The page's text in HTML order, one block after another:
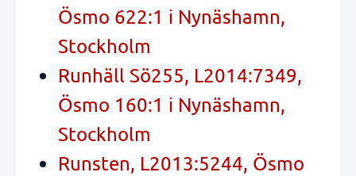
Ösmo 622:1 i Nynäshamn,
Stockholm
Runhäll Sö255, L2014:7349,
Ösmo 160:1 i Nynäshamn,
Stockholm
Runsten, L2013:5244, Ösmo